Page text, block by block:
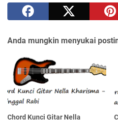
Anda mungkin menyukai
Chord Kunci Gitar Nella